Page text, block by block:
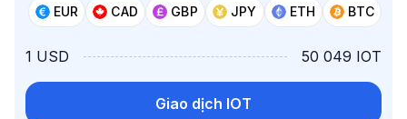
EUR CAD GBP JPY ETH BTC
1 USD 50 049 IOT
Giao dịch IOT